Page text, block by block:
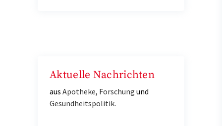
Aktuelle Nachrichten
aus Apotheke, Forschung und
Gesundheitspolitik.